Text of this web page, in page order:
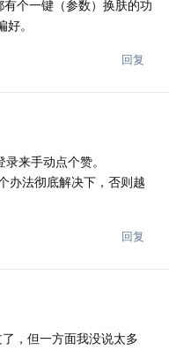
个一键（参数）换肤的功
。
回复
来手动点个赞。
办法彻底解决下，否则越
回复
，但一方面我没说太多